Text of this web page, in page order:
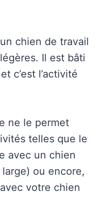
chien de travail
Il est bâti
c’est l’activité
ne le permet
telles que le
avec un chien
ou encore,
votre chien